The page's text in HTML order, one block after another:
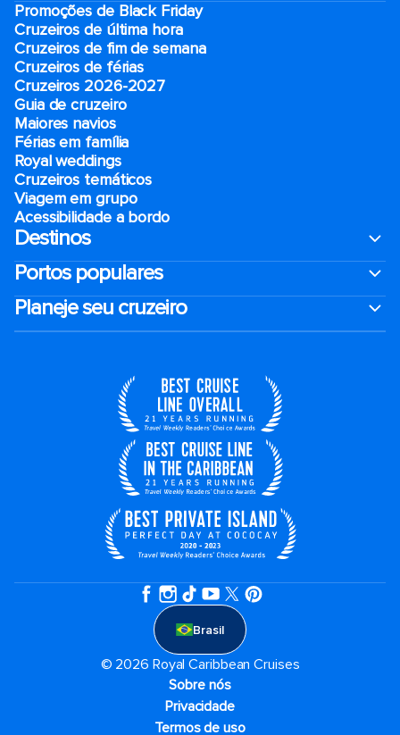
Promoções de Black Friday
Cruzeiros de última hora
Cruzeiros de fim de semana
Cruzeiros de férias
Cruzeiros 2026-2027
Guia de cruzeiro
Maiores navios
Férias em família
Royal weddings
Cruzeiros temáticos
Viagem em grupo
Acessibilidade a bordo
Destinos
Portos populares
Planeje seu cruzeiro
Brasil
© 2026 Royal Caribbean Cruises
Sobre nós
Privacidade
Termos de uso